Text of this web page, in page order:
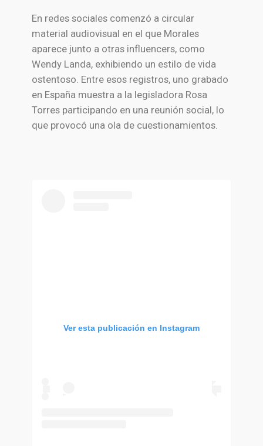
En redes sociales comenzó a circular
material audiovisual en el que Morales
aparece junto a otras influencers, como
Wendy Landa, exhibiendo un estilo de vida
ostentoso. Entre esos registros, uno grabado
en España muestra a la legisladora Rosa
Torres participando en una reunión social, lo
que provocó una ola de cuestionamientos.
Ver esta publicación en Instagram